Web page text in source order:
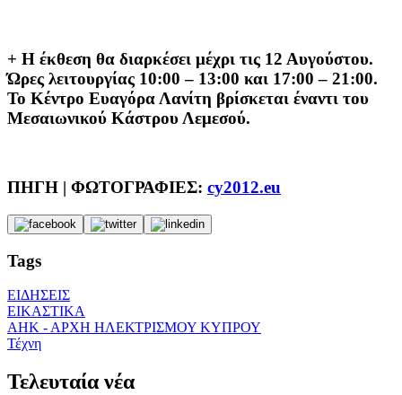
+ Η έκθεση θα διαρκέσει μέχρι τις 12 Αυγούστου.
Ώρες λειτουργίας 10:00 – 13:00 και 17:00 – 21:00.
Το Κέντρο Ευαγόρα Λανίτη βρίσκεται έναντι του
Μεσαιωνικού Κάστρου Λεμεσού.
ΠΗΓΗ | ΦΩΤΟΓΡΑΦΙΕΣ: cy2012.eu
Tags
ΕΙΔΗΣΕΙΣ
ΕΙΚΑΣΤΙΚΑ
ΑΗΚ - ΑΡΧΗ ΗΛΕΚΤΡΙΣΜΟΥ ΚΥΠΡΟΥ
Τέχνη
Τελευταία νέα